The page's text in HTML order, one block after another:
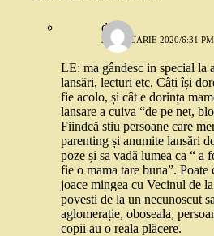
deea
21 IANUARIE 2020/6:31 PM
LE: ma gândesc in special la
lansări, lecturi etc. Câți își
fie acolo, și cât e dorința
lansare a cuiva “de pe net,
Fiindcă stiu persoane care
parenting și anumite lansări
poze și sa vadă lumea ca “ a
fie o mama tare buna”. Poate
joace mingea cu Vecinul de
povesti de la un necunoscut
aglomerație, oboseala,
copii au o reala plăcere.